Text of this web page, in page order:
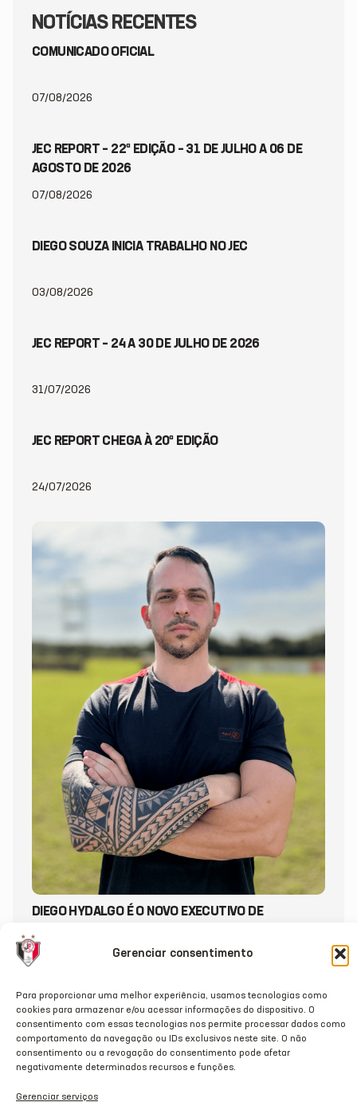
Gerenciar consentimento
Para proporcionar uma melhor experiência, usamos tecnologias como
cookies para armazenar e/ou acessar informações do dispositivo. O
consentimento com essas tecnologias nos permite processar dados como
comportamento da navegação ou IDs exclusivos neste site. O não
consentimento ou a revogação do consentimento pode afetar
negativamente determinados recursos e funções.
Gerenciar serviços
NOTÍCIAS RECENTES
COMUNICADO OFICIAL
07/08/2026
JEC REPORT – 22ª EDIÇÃO – 31 DE JULHO A 06 DE
AGOSTO DE 2026
07/08/2026
DIEGO SOUZA INICIA TRABALHO NO JEC
03/08/2026
JEC REPORT – 24 A 30 DE JULHO DE 2026
31/07/2026
JEC REPORT CHEGA À 20ª EDIÇÃO
24/07/2026
DIEGO HYDALGO É O NOVO EXECUTIVO DE
FUTEBOL DO JEC
20/07/2026